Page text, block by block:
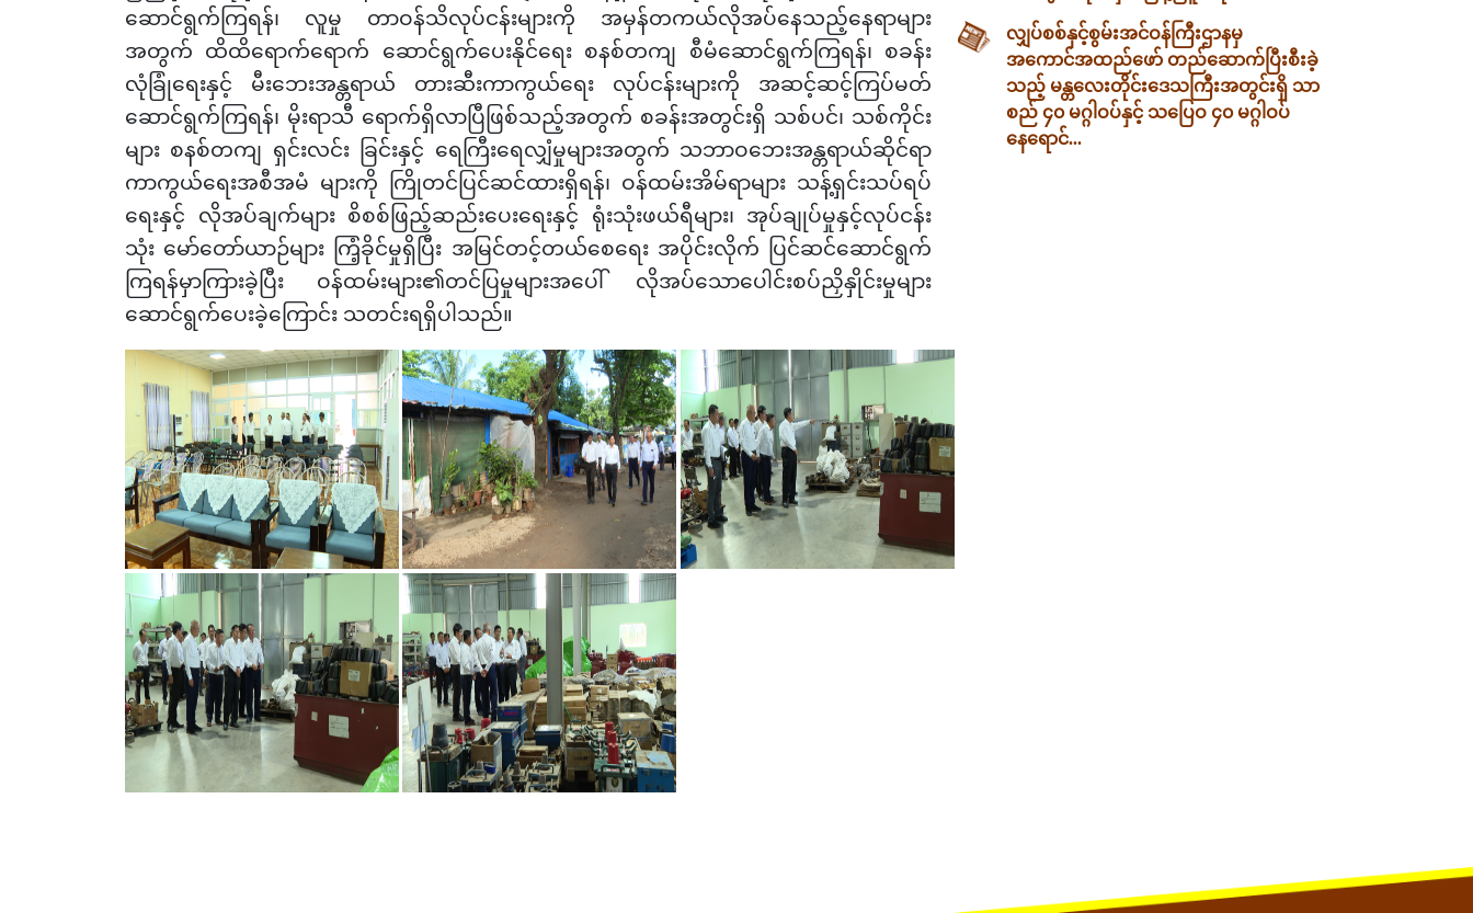
ဆောင်ရွက်ကြရန်၊ လူမှု တာဝန်သိလုပ်ငန်းများကို အမှန်တကယ်လိုအပ်နေသည့်နေရာများ
အတွက် ထိထိရောက်ရောက် ဆောင်ရွက်ပေးနိုင်ရေး စနစ်တကျ စီမံဆောင်ရွက်ကြရန်၊ စခန်း
လုံခြုံရေးနှင့် မီးဘေးအန္တရာယ် တားဆီးကာကွယ်ရေး လုပ်ငန်းများကို အဆင့်ဆင့်ကြပ်မတ်
ဆောင်ရွက်ကြရန်၊ မိုးရာသီ ရောက်ရှိလာပြီဖြစ်သည့်အတွက် စခန်းအတွင်းရှိ သစ်ပင်၊ သစ်ကိုင်း
များ စနစ်တကျ ရှင်းလင်း ခြင်းနှင့် ရေကြီးရေလျှံမှုများအတွက် သဘာဝဘေးအန္တရာယ်ဆိုင်ရာ
ကာကွယ်ရေးအစီအမံ များကို ကြိုတင်ပြင်ဆင်ထားရှိရန်၊ ဝန်ထမ်းအိမ်ရာများ သန့်ရှင်းသပ်ရပ်
ရေးနှင့် လိုအပ်ချက်များ စိစစ်ဖြည့်ဆည်းပေးရေးနှင့် ရုံးသုံးဖယ်ရီများ၊ အုပ်ချုပ်မှုနှင့်လုပ်ငန်း
သုံး မော်တော်ယာဉ်များ ကြံ့ခိုင်မှုရှိပြီး အမြင်တင့်တယ်စေရေး အပိုင်းလိုက် ပြင်ဆင်ဆောင်ရွက်
ကြရန်မှာကြားခဲ့ပြီး ဝန်ထမ်းများ၏တင်ပြမှုများအပေါ် လိုအပ်သောပေါင်းစပ်ညှိနှိုင်းမှုများ
ဆောင်ရွက်ပေးခဲ့ကြောင်း သတင်းရရှိပါသည်။
လျှပ်စစ်နှင့်စွမ်းအင်ဝန်ကြီးဌာနမှ
အကောင်အထည်ဖော် တည်ဆောက်ပြီးစီးခဲ့
သည့် မန္တလေးတိုင်းဒေသကြီးအတွင်းရှိ သာ
စည် ၄၀ မဂ္ဂါဝပ်နှင့် သပြေဝ ၄၀ မဂ္ဂါဝပ်
နေရောင်...